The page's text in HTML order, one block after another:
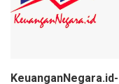
KeuanganNegara.id-